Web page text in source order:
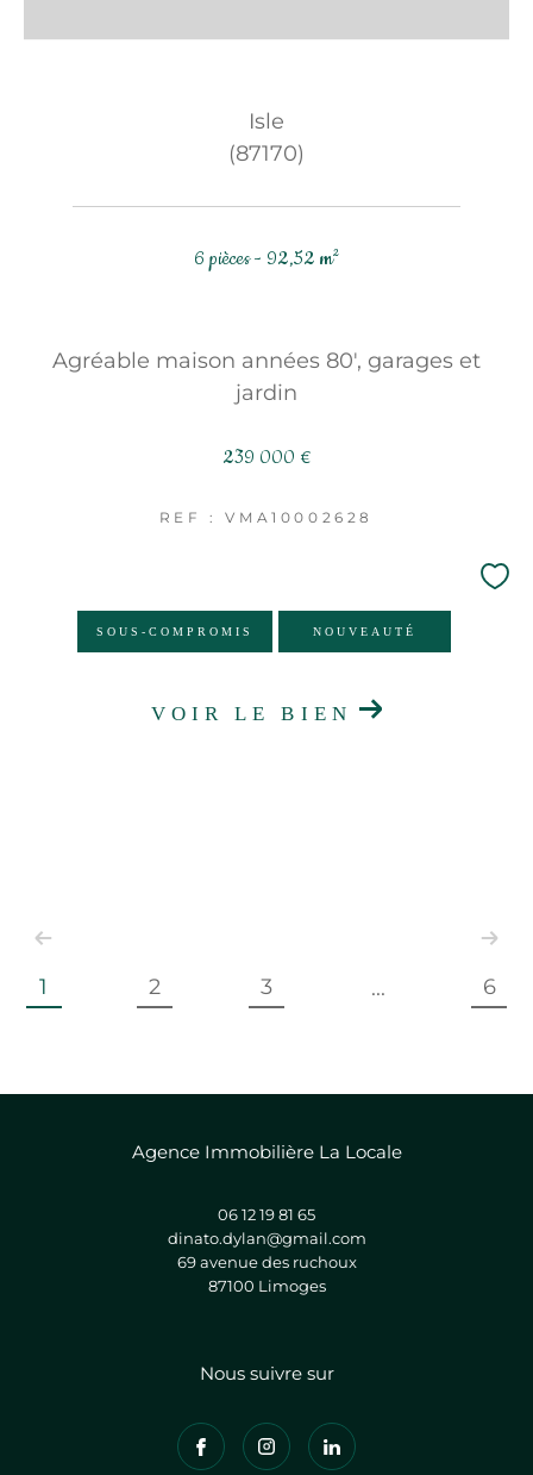
Isle
(87170)
6 pièces - 92,52 m²
Agréable maison années 80', garages et
jardin
239 000 €
REF : VMA10002628
SOUS-COMPROMIS NOUVEAUTÉ
VOIR LE BIEN
1 2 3 ... 6
Agence Immobilière La Locale
06 12 19 81 65
dinato.dylan@gmail.com
69 avenue des ruchoux
87100
limoges
Nous suivre sur